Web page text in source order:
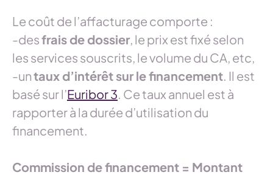
Le coût de l’affacturage comporte :
-desfrais de dossier, le prix est fixé selon
les services souscrits, le volume du CA, etc,
-untaux d’intérêt sur le financement . Il est
basé sur l’Euribor 3 . Ce taux annuel est à
rapporter à la durée d’utilisation du
financement.
Commission de financement = Montant